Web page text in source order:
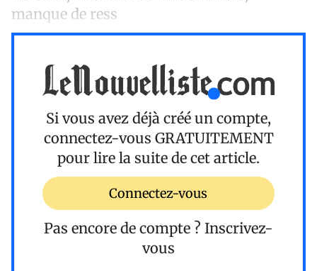
manque de ress
Si vous avez déjà créé un compte,
connectez-vous GRATUITEMENT
pour lire la suite de cet article.
Connectez-vous
Pas encore de compte ? Inscrivez-
vous